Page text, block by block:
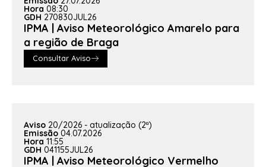
Hora 08:30
GDH 270830JUL26
IPMA | Aviso Meteorológico Amarelo para
a região de Braga
Consultar Aviso
Aviso 20/2026 - atualização (2ª)
Emissão 04.07.2026
Hora 11:55
GDH 041155JUL26
IPMA | Aviso Meteorológico Vermelho